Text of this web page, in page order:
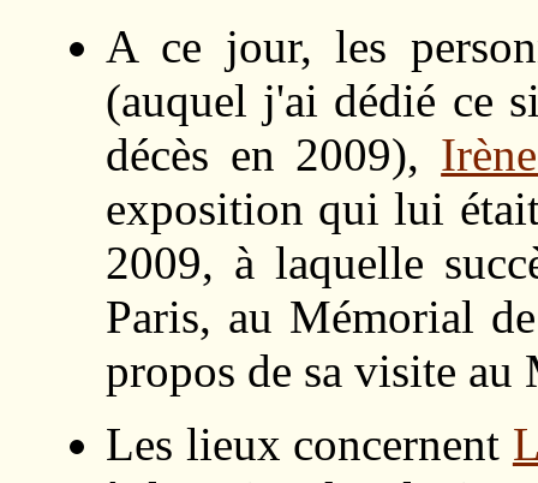
A ce jour, les
(auquel j'ai dédié ce
décès en 2009),
exposition qui lui
2009, à laquelle
Paris, au Mémorial
propos de sa visite
Les lieux concernent